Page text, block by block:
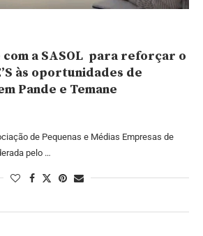
com a SASOL para reforçar o
às oportunidades de
Pande e Temane
de Pequenas e Médias Empresas de
pelo …